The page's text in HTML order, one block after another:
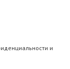
и